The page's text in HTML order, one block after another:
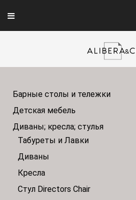
Toggle
navigation
Барные столы и тележки
Детская мебель
Диваны; кресла; стулья
Табуреты и Лавки
Диваны
Кресла
Стул Directors Chair